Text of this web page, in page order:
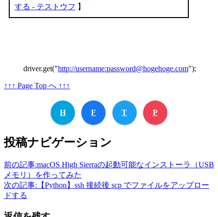
driver.get("http://username:password@hogehoge.com");
↑↑↑ Page Top へ ↑↑↑
H F T P
投稿ナビゲーション
前の記事:macOS High Sierraの起動可能なインストーラ（USB
メモリ）を作ってみた
次の記事: 【Python】ssh 接続後 scp でファイルをアップロー
ドする